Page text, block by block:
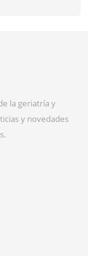
la geriatría y
y novedades